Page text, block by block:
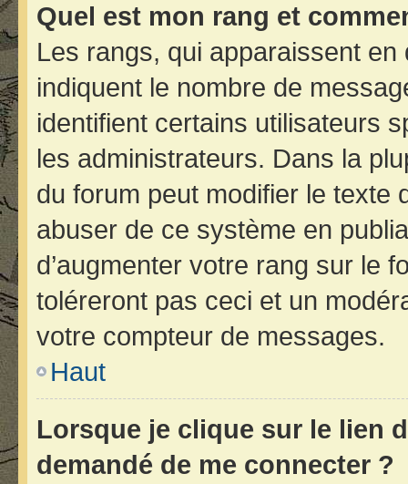
Quel est mon rang et
Les rangs, qui apparaissent en
indiquent le nombre de
identifient certains utilisateurs
les administrateurs. Dans la
du forum peut modifier le texte
abuser de ce système en
d’augmenter votre rang sur le
toléreront pas ceci et un
votre compteur de messages.
Haut
Lorsque je clique sur le lien
demandé de me connecter ?